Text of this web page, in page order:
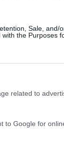
Sale, and/
the Purposes
related to
to Google for
után az
felszámolni.
a
nap,
hiába
lombjairól.